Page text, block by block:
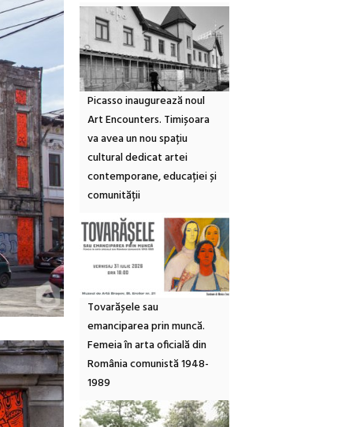
Picasso inaugurează noul
Art Encounters. Timișoara
va avea un nou spațiu
cultural dedicat artei
contemporane, educației și
comunității
Tovarășele sau
emanciparea prin muncă.
Femeia în arta oficială din
România comunistă 1948-
1989